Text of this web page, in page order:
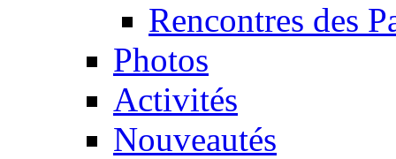
Rencontres des
Photos
Activités
Nouveautés